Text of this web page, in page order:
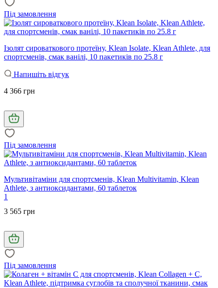
Під замовлення
Ізолят сироваткового протеїну, Klean Isolate, Klean Athlete, для
спортсменів, смак ванілі, 10 пакетиків по 25.8 г
Напишіть відгук
4 366 грн
Під замовлення
Мультивітаміни для спортсменів, Klean Multivitamin, Klean
Athlete, з антиоксидантами, 60 таблеток
1
3 565 грн
Під замовлення